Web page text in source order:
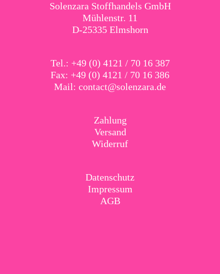
Solenzara Stoffhandels GmbH
Mühlenstr. 11
D-25335 Elmshorn
Tel.: +49 (0) 4121 / 70 16 387
Fax: +49 (0) 4121 / 70 16 386
Mail: contact@solenzara.de
Zahlung
Versand
Widerruf
Datenschutz
Impressum
AGB